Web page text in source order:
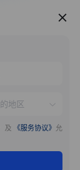
服务推荐
及 《服务协议》 允